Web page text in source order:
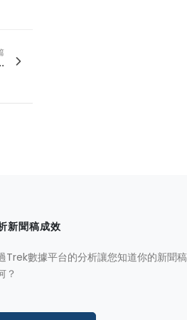
新聞稿成效
Trek數據平台的分析讓您知道你的新聞
？